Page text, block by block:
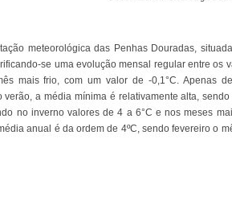
meteorológica das Penhas Douradas,
se uma evolução mensal regular entre os
mais frio, com um valor de -0,1°C. Apenas
a média mínima é relativamente alta,
no inverno valores de 4 a 6°C e nos meses
anual é da ordem de 4ºC, sendo fevereiro o